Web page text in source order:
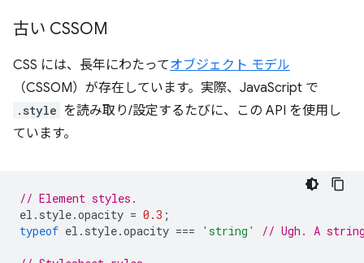
古い CSSOM
CSS には、長年にわたってオブジェクト モデル
（CSSOM）が存在しています。実際、JavaScript で
.style を読み取り/設定するたびに、この API を使用し
ています。
// Element styles.
el . style.opacity = 0.3 ;
typeof el . style.opacity === 'string' // Ugh. A